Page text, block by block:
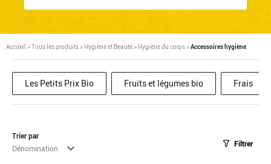
Accueil >Tous les produits> Hygiène et Beauté> Hygiène du corps>Accessoires hygiène
Les Petits Prix Bio Fruits et légumes bio Frais
Trier par
Tri
Trier le contenu Filtrer